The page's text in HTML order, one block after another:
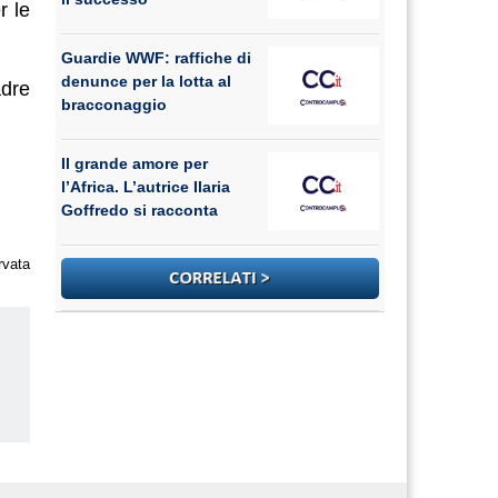
le
Guardie WWF: raffiche di
denunce per la lotta al
bracconaggio
Il grande amore per
l’Africa. L’autrice Ilaria
Goffredo si racconta